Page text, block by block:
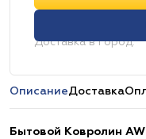
Доставка в город:
ОписаниеДоставка
Бытовой Ковролин